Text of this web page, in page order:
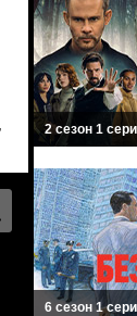
2 сезон 1
6 сезон 1